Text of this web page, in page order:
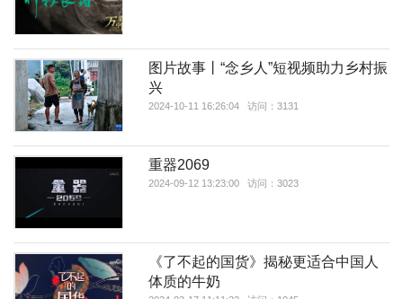
图片故事丨“念乡人”短视频助力乡村振
兴
2024-10-11 16:26:04 访问：3131
重器2069
2024-09-12 13:23:00 访问：3023
《了不起的国货》揭秘更适合中国人
体质的牛奶